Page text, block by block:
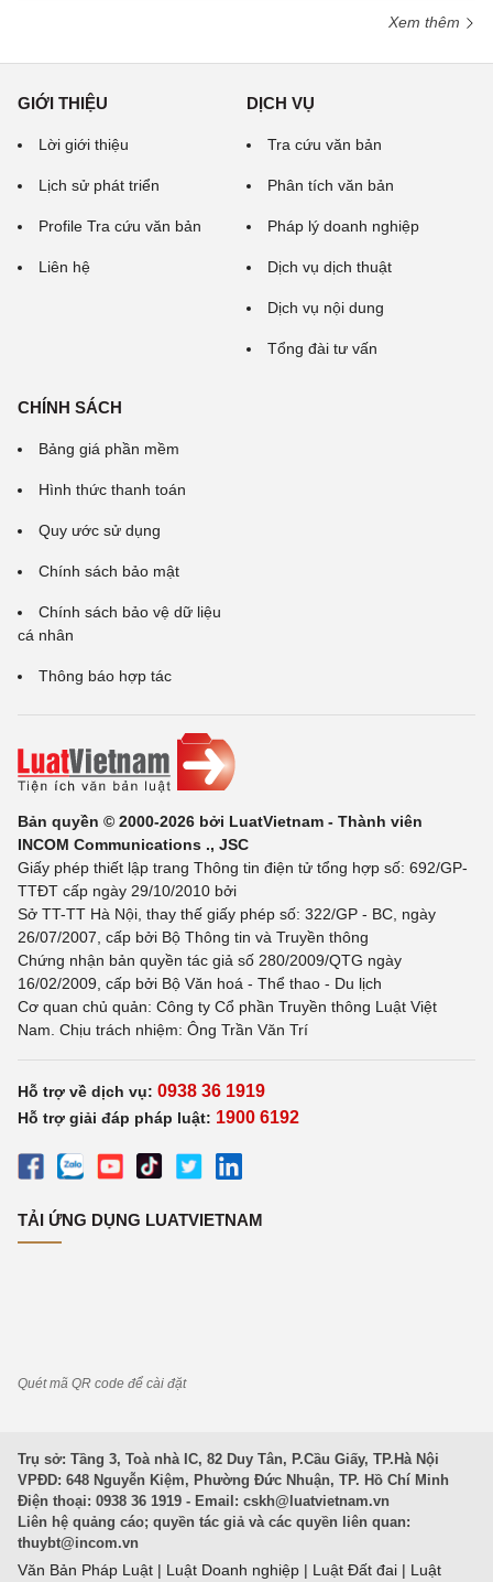
Xem thêm
GIỚI THIỆU
Lời giới thiệu
Lịch sử phát triển
Profile Tra cứu văn bản
Liên hệ
DỊCH VỤ
Tra cứu văn bản
Phân tích văn bản
Pháp lý doanh nghiệp
Dịch vụ dịch thuật
Dịch vụ nội dung
Tổng đài tư vấn
CHÍNH SÁCH
Bảng giá phần mềm
Hình thức thanh toán
Quy ước sử dụng
Chính sách bảo mật
Chính sách bảo vệ dữ liệu
cá nhân
Thông báo hợp tác
Bản quyền © 2000-2026 bởi LuatVietnam - Thành viên
INCOM Communications ., JSC
Giấy phép thiết lập trang Thông tin điện tử tổng hợp số: 692/GP-
TTĐT cấp ngày 29/10/2010 bởi
Sở TT-TT Hà Nội, thay thế giấy phép số: 322/GP - BC, ngày
26/07/2007, cấp bởi Bộ Thông tin và Truyền thông
Chứng nhận bản quyền tác giả số 280/2009/QTG ngày
16/02/2009, cấp bởi Bộ Văn hoá - Thể thao - Du lịch
Cơ quan chủ quản: Công ty Cổ phần Truyền thông Luật Việt
Nam. Chịu trách nhiệm: Ông Trần Văn Trí
Hỗ trợ về dịch vụ: 0938 36 1919
Hỗ trợ giải đáp pháp luật: 1900 6192
TẢI ỨNG DỤNG LUATVIETNAM
Quét mã QR code để cài đặt
Trụ sở: Tầng 3, Toà nhà IC, 82 Duy Tân, P.Cầu Giấy, TP.Hà Nội
VPĐD: 648 Nguyễn Kiệm, Phường Đức Nhuận, TP. Hồ Chí Minh
Điện thoại: 0938 36 1919 - Email: cskh@luatvietnam.vn
Liên hệ quảng cáo; quyền tác giả và các quyền liên quan:
thuybt@incom.vn
Văn Bản Pháp Luật | Luật Doanh nghiệp | Luật Đất đai | Luật